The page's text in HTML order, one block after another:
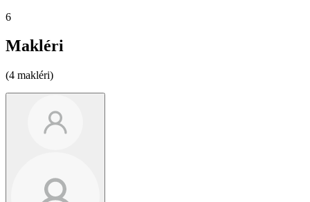
6
Makléri
(4 makléri)